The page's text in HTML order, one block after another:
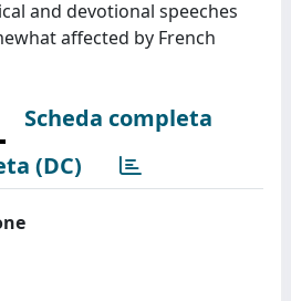
and devotional speeches
affected by French
Scheda completa
(DC)